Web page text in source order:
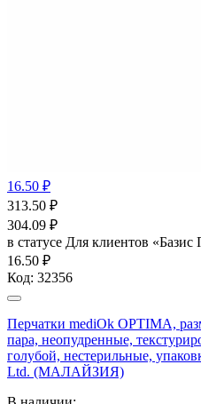
16.50 ₽
313.50 ₽
304.09 ₽
в статусе Для клиентов
16.50 ₽
Код: 32356
Перчатки mediOk OPTIMA,
пара, неопудренные,
голубой, нестерильные,
Ltd. (МАЛАЙЗИЯ)